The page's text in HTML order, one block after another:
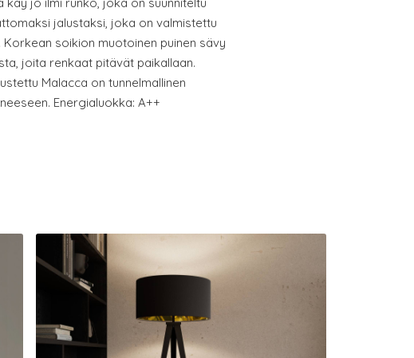
jalustaksi, joka on valmistettu
soikion muotoinen puinen sävy
joita renkaat pitävät paikallaan.
Malacca on tunnelmallinen
Energialuokka: A++